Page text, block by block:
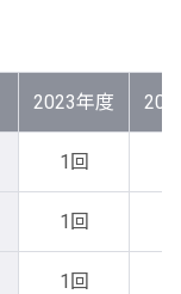
2023年度
1回
1回
1回